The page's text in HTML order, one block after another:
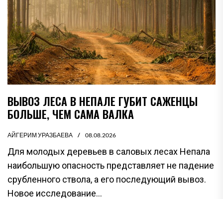
ВЫВОЗ ЛЕСА В НЕПАЛЕ ГУБИТ САЖЕНЦЫ
БОЛЬШЕ, ЧЕМ САМА ВАЛКА
АЙГЕРИМ УРАЗБАЕВА 08.08.2026
Для молодых деревьев в саловых лесах Непала
наибольшую опасность представляет не падение
срубленного ствола, а его последующий вывоз.
Новое исследование...